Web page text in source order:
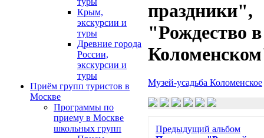
Крым,
экскурсии и
туры
Древние города
России,
экскурсии и
туры
Приём групп туристов в
Москве
Программы по
приему в Москве
школьных групп
праздники",
"Рождество в
Музей-усадьба Коломенское
Предыдущий альбом